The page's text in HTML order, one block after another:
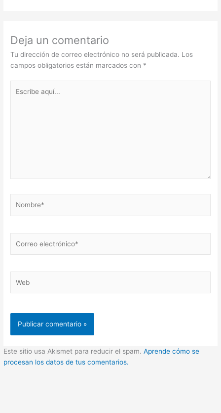
Deja un comentario
Tu dirección de correo electrónico no será publicada. Los
campos obligatorios están marcados con *
aquí...
electrónico*
Este sitio usa Akismet para reducir el spam.Aprende cómo se
procesan los datos de tus comentarios.